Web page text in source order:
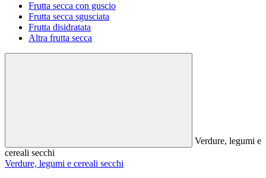
Frutta secca con guscio
Frutta secca sgusciata
Frutta disidratata
Altra frutta secca
Verdure, legumi e
cereali secchi
Verdure, legumi e cereali secchi